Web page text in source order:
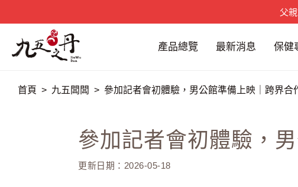
父
產品總覽 最新消息 保健
首頁 九五闆闆 參加記者會初體驗，男公館準備上映｜跨界合
參加記者會初體驗，
更新日期：2026-05-18